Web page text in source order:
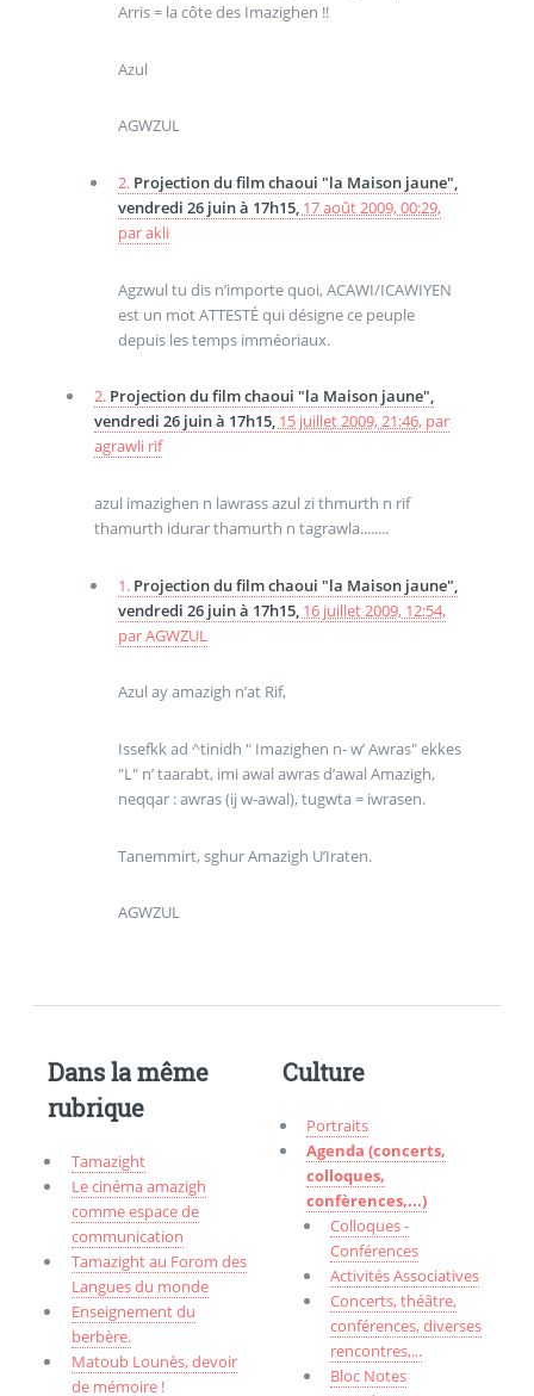
Arris = la côte des Imazighen !!
Azul
AGWZUL
2. Projection du film chaoui "la Maison jaune",
vendredi 26 juin à 17h15, 17 août 2009, 00:29,
parakli
Agzwul tu dis n’importe quoi, ACAWI/ICAWIYEN
est un mot ATTESTÉ qui désigne ce peuple
depuis les temps imméoriaux.
2. Projection du film chaoui "la Maison jaune",
vendredi 26 juin à 17h15, 15 juillet 2009, 21:46, par
agrawli rif
azul imazighen n lawrass azul zi thmurth n rif
thamurth idurar thamurth n tagrawla........
1. Projection du film chaoui "la Maison jaune",
vendredi 26 juin à 17h15, 16 juillet 2009, 12:54,
parAGWZUL
Azul ay amazigh n’at Rif,
Issefkk ad ^tinidh " Imazighen n- w’ Awras" ekkes
"L" n’ taarabt, imi awal awras d’awal Amazigh,
neqqar : awras (ij w-awal), tugwta = iwrasen.
Tanemmirt, sghur Amazigh U’Iraten.
AGWZUL
Dans la même
rubrique
Tamazight
Le cinéma amazigh
comme espace de
communication
Tamazight au Forom des
Langues du monde
Enseignement du
berbère.
Matoub Lounès, devoir
de mémoire !
Culture
Portraits
Agenda (concerts,
colloques,
confèrences,...)
Colloques -
Conférences
Activités Associatives
Concerts, théâtre,
conférences, diverses
rencontres,...
Bloc Notes